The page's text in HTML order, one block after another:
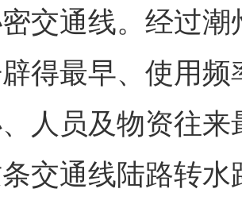
交通线。经过
得最早、使用
人员及物资往
交通线陆路转